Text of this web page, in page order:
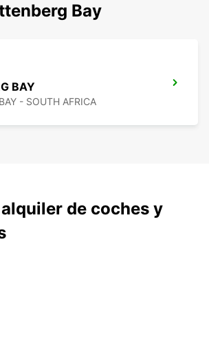
Bay
BAY
- SOUTH AFRICA
de coches y